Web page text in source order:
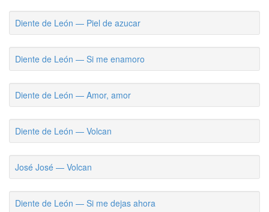
Diente de León — Piel de azucar
Diente de León — Si me enamoro
Diente de León — Amor, amor
Diente de León — Volcan
José José — Volcan
Diente de León — Si me dejas ahora